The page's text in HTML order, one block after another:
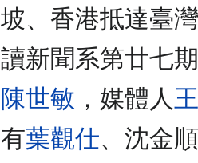
坡、香港抵達臺
讀新聞系第廿七
陳世敏 ，媒體人
有葉觀仕、沈金